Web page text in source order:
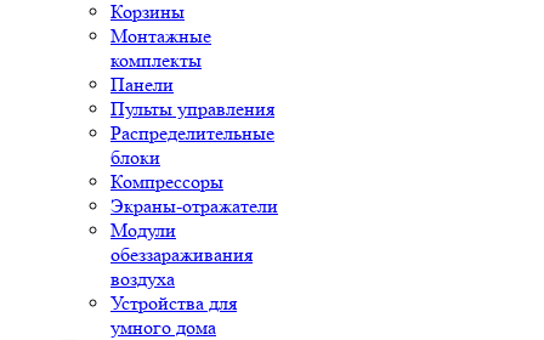
Корзины
Монтажные
комплекты
Панели
Пульты управления
Распределительные
блоки
Компрессоры
Экраны-отражатели
Модули
обеззараживания
воздуха
Устройства для
умного дома